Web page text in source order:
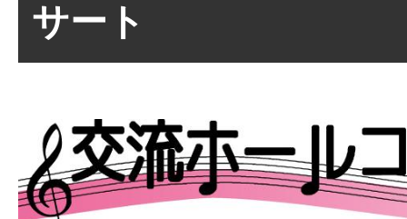
サート